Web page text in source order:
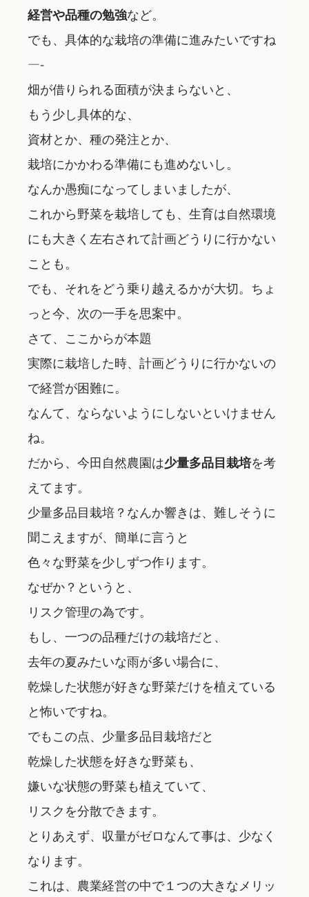
経営や品種の勉強など。
でも、具体的な栽培の準備に進みたいですね
—-
畑が借りられる面積が決まらないと、
もう少し具体的な、
資材とか、種の発注とか、
栽培にかかわる準備にも進めないし。
なんか愚痴になってしまいましたが、
これから野菜を栽培しても、生育は自然環境
にも大きく左右されて計画どうりに行かない
ことも。
でも、 それをどう乗り越えるかが大切。ちょ
っと今、次の一手を思案中。
さて、ここからが本題
実際に栽培した時、 計画どうりに行かないの
で経営が困難に。
なんて、ならないようにしないといけません
ね。
だから、今田自然農園は少量多品目栽培を考
えてます。
少量多品目栽培？なんか響きは、難しそうに
聞こえますが、簡単に言うと
色々な野菜を少しずつ作ります。
なぜか？というと、
リスク管理の為です。
もし、一つの品種だけの栽培だと、
去年の夏みたいな雨が多い場合に、
乾燥した状態が好きな野菜だけを植えている
と怖いですね。
でもこの点、少量多品目栽培だと
乾燥した状態を好きな野菜も、
嫌いな状態の野菜も植えていて、
リスクを分散できます。
とりあえず、収量がゼロなんて事は、少なく
なります。
これは、農業経営の中で１つの大きなメリッ